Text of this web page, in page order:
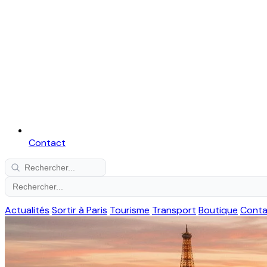
Contact
Actualités Sortir à Paris Tourisme Transport Boutique